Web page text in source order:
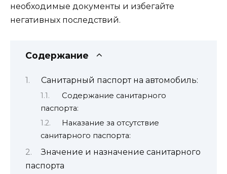
необходимые документы и избегайте
негативных последствий.
Содержание
Санитарный паспорт на автомобиль:
Содержание санитарного
паспорта:
Наказание за отсутствие
санитарного паспорта:
Значение и назначение санитарного
паспорта